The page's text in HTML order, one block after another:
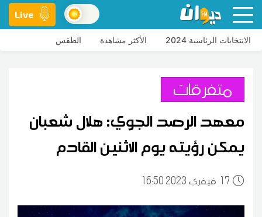
Live
الانتخابات الرئاسية 2024 الأكثر مشاهدة الطقس
متفرقات
معهد الرصد الجوي: هلال شعبان
يمكن رؤيته يوم الاثنين القادم
17 16:50 2023 فيفري